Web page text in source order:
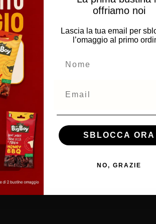
offriamo noi
Lascia la tua email per
l’omaggio al primo
SBLOCCA ORA
NO, GRAZIE